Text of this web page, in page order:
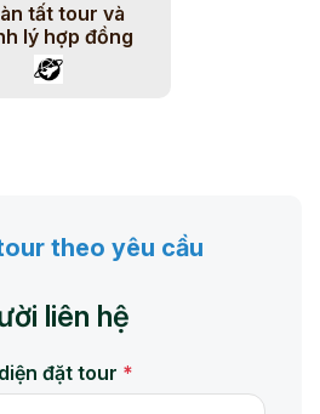
tất tour và
lý hợp đồng
theo yêu cầu
liên hệ
đặt tour *